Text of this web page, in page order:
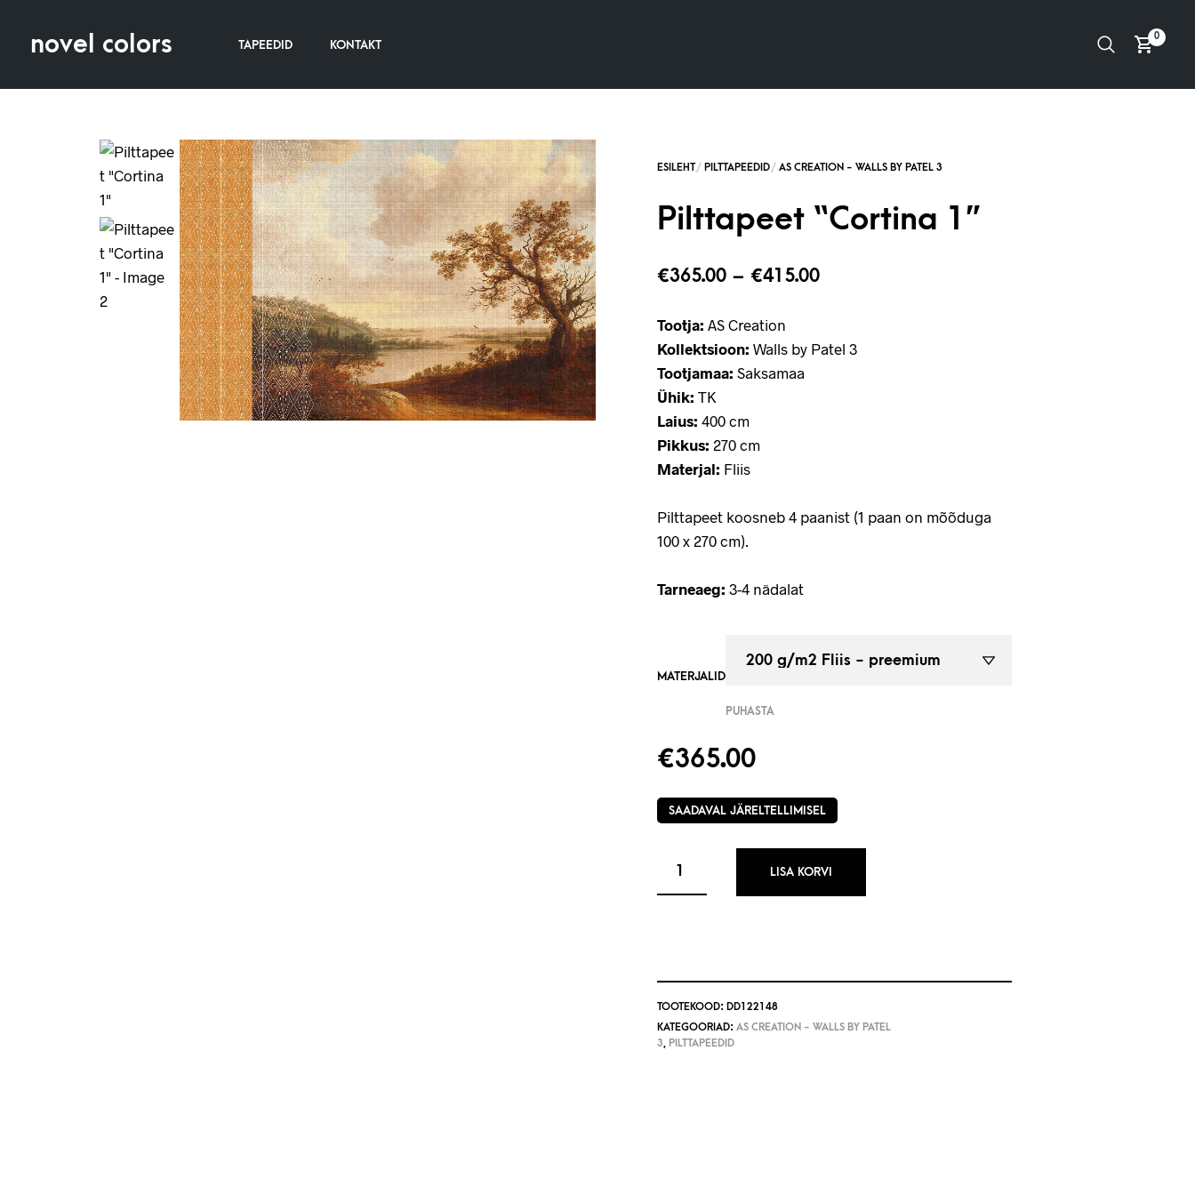
TAPEEDID KONTAKT
novel colors 0
Pilttapeet “Cortina 1”
€365.00 – €415.00
Tootja: AS Creation
Kollektsioon: Walls by Patel 3
Tootjamaa: Saksamaa
Ühik: TK
Laius: 400 cm
Pikkus: 270 cm
Materjal: Fliis
Pilttapeet koosneb 4 paanist (1 paan on mõõduga
100 x 270 cm).
Tarneaeg: 3-4 nädalat
MATERJALID
PUHASTA
€365.00
SAADAVAL JÄRELTELLIMISEL
LISA KORVI
TOOTEKOOD: DD122148
KATEGOORIAD: AS CREATION - WALLS BY PATEL
3
PILTTAPEEDID